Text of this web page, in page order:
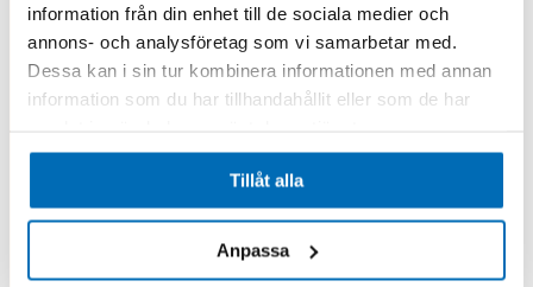
information från din enhet till de sociala medier och
annons- och analysföretag som vi samarbetar med.
Dessa kan i sin tur kombinera informationen med annan
information som du har tillhandahållit eller som de har
Tillåt alla
Anpassa